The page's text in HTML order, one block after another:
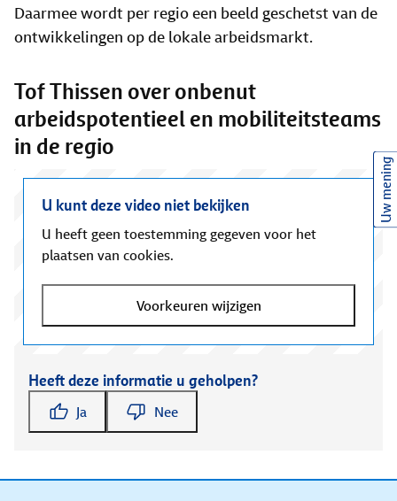
Daarmee wordt per regio een beeld geschetst van de
ontwikkelingen op de lokale arbeidsmarkt.
Tof Thissen over onbenut
arbeidspotentieel en mobiliteitsteams
in de regio
U kunt deze video niet bekijken
U heeft geen toestemming gegeven voor het
plaatsen van cookies.
Voorkeuren wijzigen
Heeft deze informatie u geholpen?
Ja Nee
Uw mening